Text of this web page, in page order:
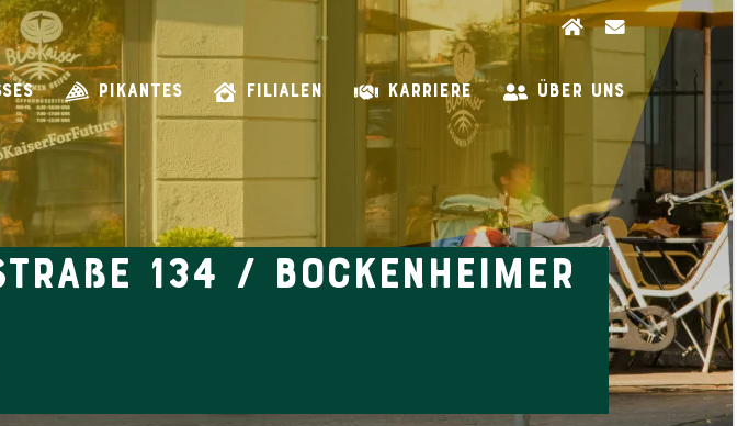
PIKANTES FILIALEN KARRIERE ÜBER UNS
134 / Bockenheimer